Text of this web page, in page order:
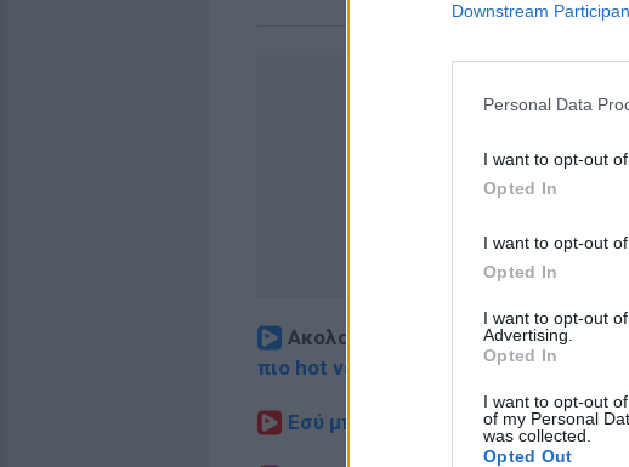
Downstream
Personal Data
I want to opt-out
Opted In
I want to opt-out
Opted In
I want to opt-out
Advertising.
Opted In
I want to opt-out
of my Personal
was collected.
Opted Out
Ακολουθήστε το E-Radio.gr στο
πιο hot νέα
Εσύ μπήκες στο E-Daily.gr; Τα νέα